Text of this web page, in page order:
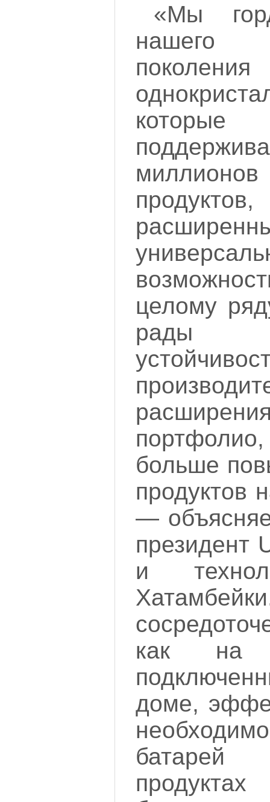
«Мы
нашего
целому
рады
больше
продуктов
—
президент
и
как на
доме,